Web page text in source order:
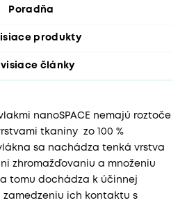
Poradňa
produkty
články
nanoSPACE nemajú roztoče
tkaniny zo 100 %
sa nachádza tenká vrstva
zhromažďovaniu a množeniu
tomu dochádza k účinnej
ich kontaktu s